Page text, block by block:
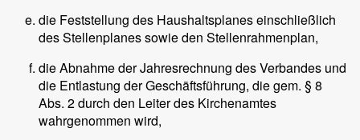
die Feststellung des Haushaltsplanes einschließlich
des Stellenplanes sowie den Stellenrahmenplan,
die Abnahme der Jahresrechnung des Verbandes und
die Entlastung der Geschäftsführung, die gem. § 8
Abs. 2 durch den Leiter des Kirchenamtes
wahrgenommen wird,